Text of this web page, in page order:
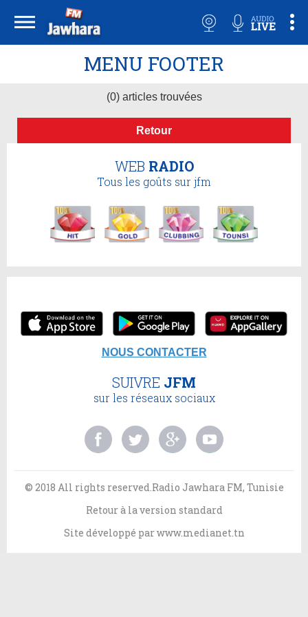
MENU FOOTER
(0) articles trouvées
Retour
WEB RADIO
Tous les goûts sur jfm
NOUS CONTACTER
SUIVRE JFM
sur les réseaux sociaux
© 2018 All rights reserved.Radio Jawhara FM, Tunisie
Retour à la version standard
Site développé parwww.medianet.tn